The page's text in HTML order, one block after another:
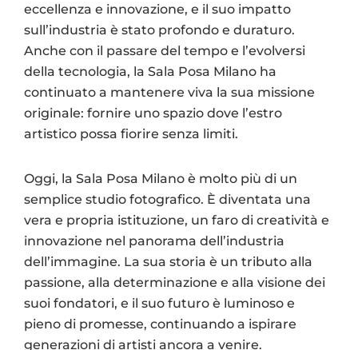
eccellenza e innovazione, e il suo impatto
sull’industria è stato profondo e duraturo.
Anche con il passare del tempo e l’evolversi
della tecnologia, la Sala Posa Milano ha
continuato a mantenere viva la sua missione
originale: fornire uno spazio dove l’estro
artistico possa fiorire senza limiti.
Oggi, la Sala Posa Milano è molto più di un
semplice studio fotografico. È diventata una
vera e propria istituzione, un faro di creatività e
innovazione nel panorama dell’industria
dell’immagine. La sua storia è un tributo alla
passione, alla determinazione e alla visione dei
suoi fondatori, e il suo futuro è luminoso e
pieno di promesse, continuando a ispirare
generazioni di artisti ancora a venire.